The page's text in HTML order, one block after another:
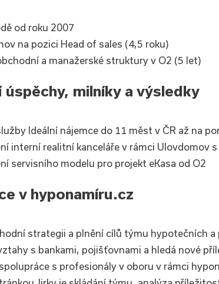
od roku 2007
na pozici Head of sales (4,5 roku)
a manažerské struktury v O2 (5 let)
úspěchy, milníky a výsledky
Ideální nájemce do 11 měst v ČR až na
interní realitní kanceláře v rámci Ulovdomov
servisního modelu pro projekt eKasa od O2
v hyponamíru.cz
strategii a plnění cílů týmu hypotečních
s bankami, pojišťovnami a hledá nové
s profesionály v oboru v rámci